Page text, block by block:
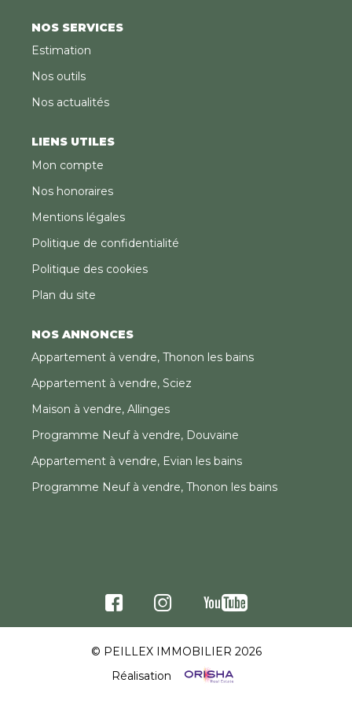
NOS SERVICES
Estimation
Nos outils
Nos actualités
LIENS UTILES
Mon compte
Nos honoraires
Mentions légales
Politique de confidentialité
Politique des cookies
Plan du site
NOS ANNONCES
Appartement à vendre, Thonon les bains
Appartement à vendre, Sciez
Maison à vendre, Allinges
Programme Neuf à vendre, Douvaine
Appartement à vendre, Evian les bains
Programme Neuf à vendre, Thonon les bains
© PEILLEX IMMOBILIER 2026
Réalisation